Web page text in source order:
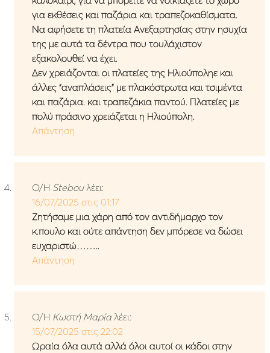
για εκθέσεις και παζάρια και τραπεζοκαθίσματα.
Να αφήσετε τη πλατεία Ανεξαρτησίας στην ησυχία
της με αυτά τα δέντρα που τουλάχιστον
εξακολουθεί να έχει.
Δεν χρειάζονται οι πλατείες της Ηλιούποληε και
άλλες “αναπλάσεις” με πλακόστρωτα και τσιμέντα
και παζάρια. και τραπεζάκια παντού. Πλατείες με
πολύ πράσινο χρειάζεται η Ηλιούπολη.
Απάντηση
Ο/Η Stebou λέει:
16/07/2025 στις 01:17
Ζητήσαμε μια χάρη από τον αντιδήμαρχο τον
κ.πουλο και ούτε απάντηση δεν μπόρεσε να δώσει
ευχαριστώ……..
Απάντηση
Ο/Η Κωστή Μαρία λέει:
15/07/2025 στις 22:02
Ωραία όλα αυτά αλλά όλοι αυτοί οι κάδοι στην